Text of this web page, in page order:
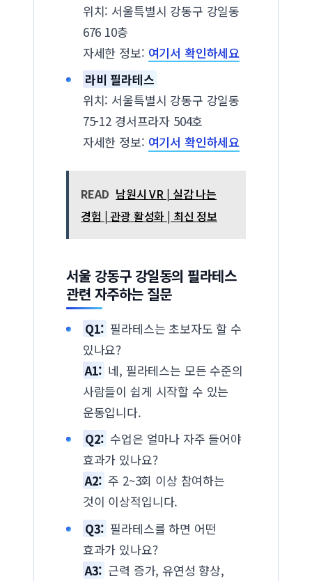
위치: 서울특별시 강동구 강일동
676 10층
자세한 정보: 여기서 확인하세요
라비 필라테스
위치: 서울특별시 강동구 강일동
75-12 경서프라자 504호
자세한 정보: 여기서 확인하세요
READ 남원시 VR | 실감 나는
경험 | 관광 활성화 | 최신 정보
서울 강동구 강일동의 필라테스
관련 자주하는 질문
Q1: 필라테스는 초보자도 할 수
있나요?
A1: 네, 필라테스는 모든 수준의
사람들이 쉽게 시작할 수 있는
운동입니다.
Q2: 수업은 얼마나 자주 들어야
효과가 있나요?
A2: 주 2~3회 이상 참여하는
것이 이상적입니다.
Q3: 필라테스를 하면 어떤
효과가 있나요?
A3: 근력 증가, 유연성 향상,